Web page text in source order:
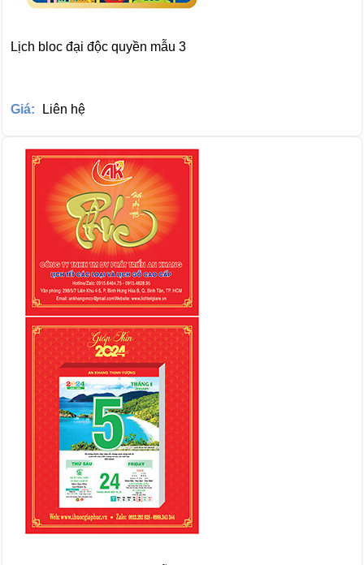
Lịch bloc đại độc quyền mẫu 3
Giá: Liên hệ